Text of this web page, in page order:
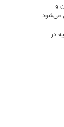
و
می‌شود
در